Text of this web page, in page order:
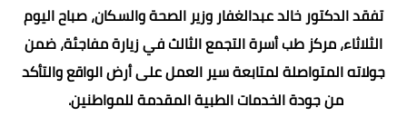
تفقد الدكتور خالد عبدالغفار وزير الصحة والسكان، صباح اليوم
الثلاثاء، مركز طب أسرة التجمع الثالث في زيارة مفاجئة، ضمن
جولاته المتواصلة لمتابعة سير العمل على أرض الواقع والتأكد
من جودة الخدمات الطبية المقدمة للمواطنين.